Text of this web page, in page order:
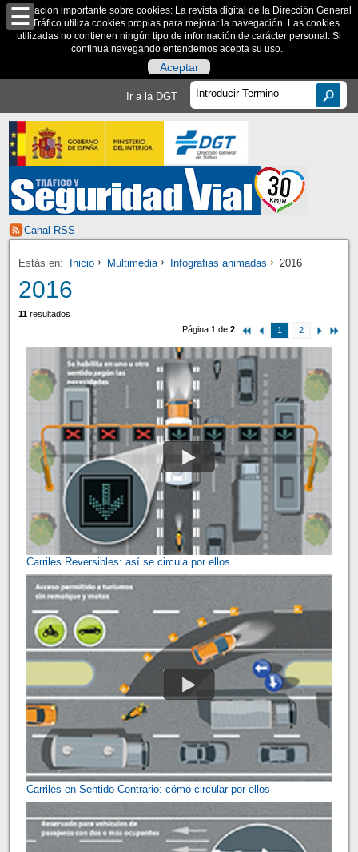
Información importante sobre cookies: La revista digital de la Dirección General
de Tráfico utiliza cookies propias para mejorar la navegación. Las cookies
utilizadas no contienen ningún tipo de información de carácter personal. Si
continua navegando entendemos acepta su uso.
Aceptar
Ir a la DGT
Canal RSS
Estás en: Inicio Multimedia Infografias animadas 2016
2016
11resultados
Página 1 de2 1 2
Carriles Reversibles: así se circula por ellos
Carriles en Sentido Contrario: cómo circular por ellos